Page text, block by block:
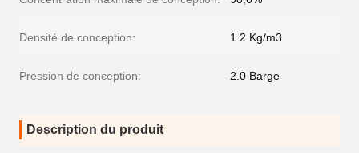
Densité de conception: 1.2 Kg/m3
Pression de conception: 2.0 Barge
Description du produit